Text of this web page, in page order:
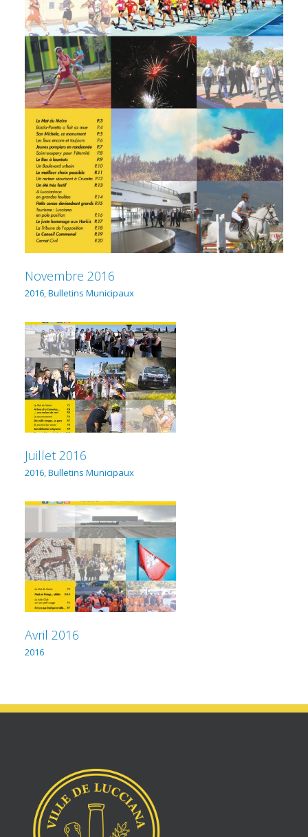
Novembre 2016
2016,Bulletins Municipaux
Juillet 2016
2016,Bulletins Municipaux
Avril 2016
2016